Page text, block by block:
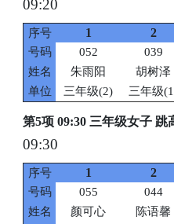
09:20
序号 1 2
号码 052 039
姓名
朱雨阳 胡树泽
单位
三年级(2) 三年级
第5项 09:30 三年级女子 跳
09:30
序号 1 2
号码 055 044
姓名
颜可心 陈语馨